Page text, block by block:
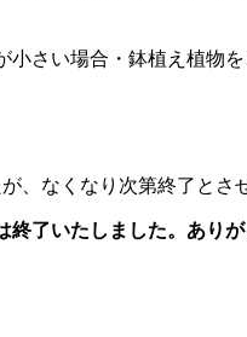
小さい場合・鉢植え植物
、なくなり次第終了とさ
終了いたしました。あり